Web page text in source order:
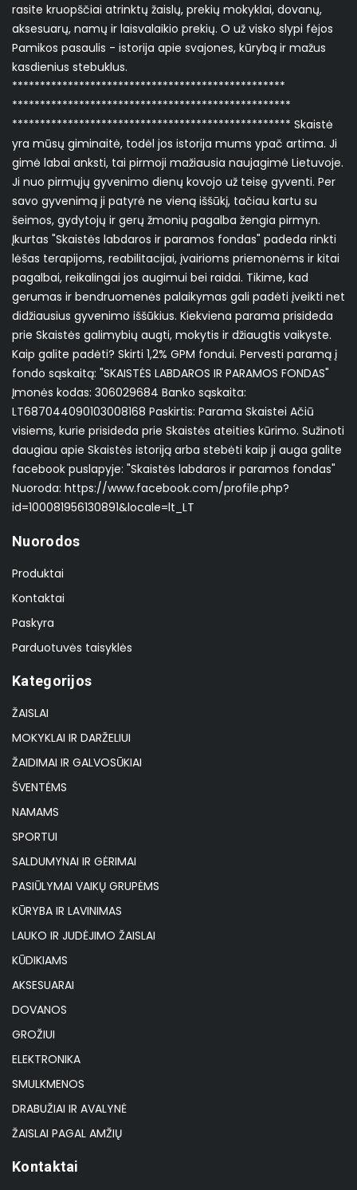
rasite kruopščiai atrinktų žaislų, prekių mokyklai, dovanų,
aksesuarų, namų ir laisvalaikio prekių. O už visko slypi fėjos
Pamikos pasaulis - istorija apie svajones, kūrybą ir mažus
kasdienius stebuklus.
*************************************************
**************************************************
************************************************** Skaistė
yra mūsų giminaitė, todėl jos istorija mums ypač artima. Ji
gimė labai anksti, tai pirmoji mažiausia naujagimė Lietuvoje.
Ji nuo pirmųjų gyvenimo dienų kovojo už teisę gyventi. Per
savo gyvenimą ji patyrė ne vieną iššūkį, tačiau kartu su
šeimos, gydytojų ir gerų žmonių pagalba žengia pirmyn.
Įkurtas "Skaistės labdaros ir paramos fondas" padeda rinkti
lėšas terapijoms, reabilitacijai, įvairioms priemonėms ir kitai
pagalbai, reikalingai jos augimui bei raidai. Tikime, kad
gerumas ir bendruomenės palaikymas gali padėti įveikti net
didžiausius gyvenimo iššūkius. Kiekviena parama prisideda
prie Skaistės galimybių augti, mokytis ir džiaugtis vaikyste.
Kaip galite padėti? Skirti 1,2% GPM fondui. Pervesti paramą į
fondo sąskaitą: "SKAISTĖS LABDAROS IR PARAMOS FONDAS"
Įmonės kodas: 306029684 Banko sąskaita:
LT687044090103008168 Paskirtis: Parama Skaistei Ačiū
visiems, kurie prisideda prie Skaistės ateities kūrimo. Sužinoti
daugiau apie Skaistės istoriją arba stebėti kaip ji auga galite
facebook puslapyje: "Skaistės labdaros ir paramos fondas"
Nuoroda: https://www.facebook.com/profile.php?
id=100081956130891&locale=lt_LT
Nuorodos
Produktai
Kontaktai
Paskyra
Parduotuvės taisyklės
Kategorijos
ŽAISLAI
MOKYKLAI IR DARŽELIUI
ŽAIDIMAI IR GALVOSŪKIAI
ŠVENTĖMS
NAMAMS
SPORTUI
SALDUMYNAI IR GĖRIMAI
PASIŪLYMAI VAIKŲ GRUPĖMS
KŪRYBA IR LAVINIMAS
LAUKO IR JUDĖJIMO ŽAISLAI
KŪDIKIAMS
AKSESUARAI
DOVANOS
GROŽIUI
ELEKTRONIKA
SMULKMENOS
DRABUŽIAI IR AVALYNĖ
ŽAISLAI PAGAL AMŽIŲ
Kontaktai